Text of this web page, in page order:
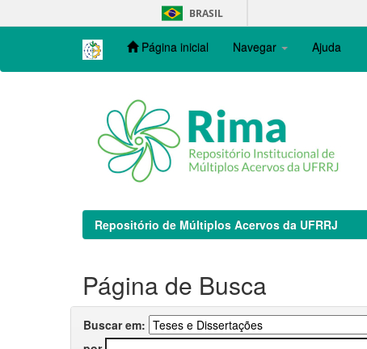
navigation
BRASIL
Página inicial Navegar Ajuda
Repositório de Múltiplos Acervos da UFRRJ
Página de Busca
Buscar em: